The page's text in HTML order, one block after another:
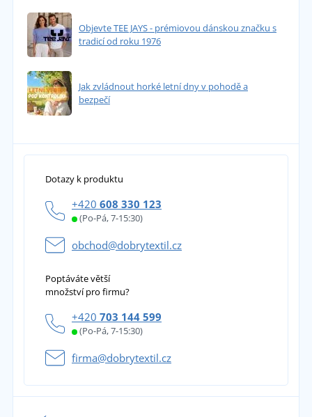
Objevte TEE JAYS - prémiovou dánskou značku s
tradicí od roku 1976
Jak zvládnout horké letní dny v pohodě a
bezpečí
Dotazy k produktu
+420 608 330 123
(Po-Pá, 7-15:30)
obchod@dobrytextil.cz
Poptáváte větší
množství pro firmu?
+420 703 144 599
(Po-Pá, 7-15:30)
firma@dobrytextil.cz